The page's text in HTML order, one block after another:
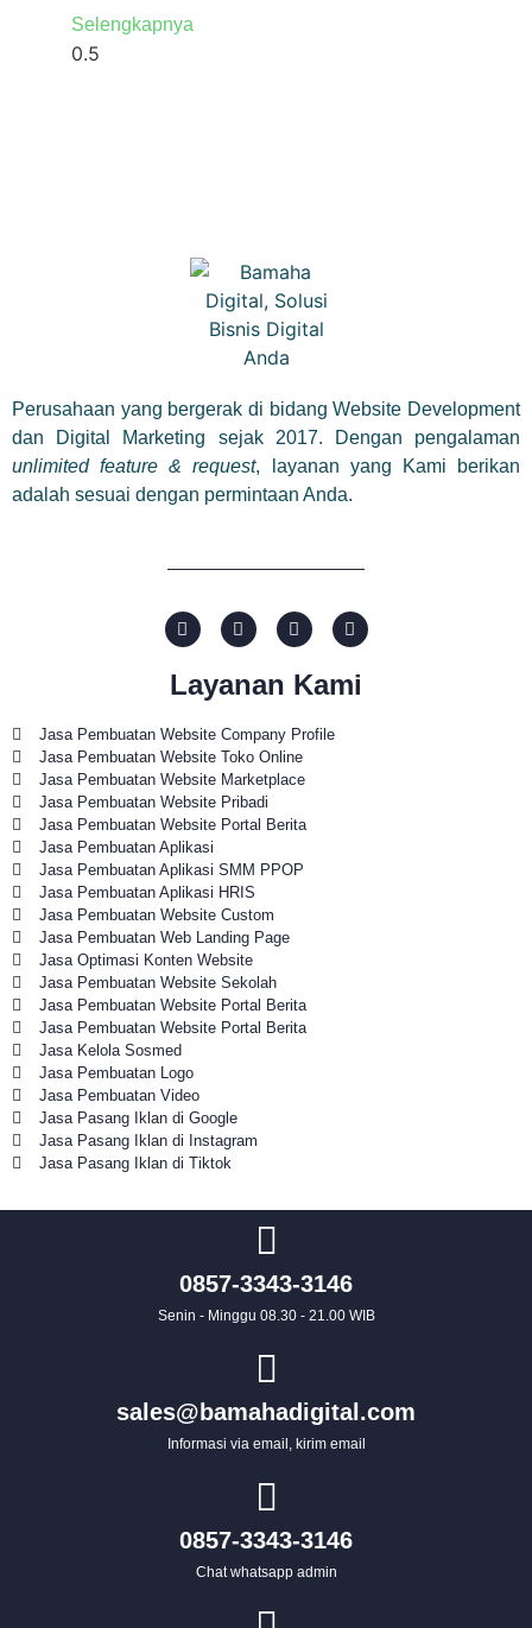
Selengkapnya
Perusahaan yang bergerak di bidang Website Development
dan Digital Marketing sejak 2017. Dengan pengalaman
unlimited feature & request, layanan yang Kami berikan
adalah sesuai dengan permintaan Anda.
Layanan Kami
Jasa Pembuatan Website Company Profile
Jasa Pembuatan Website Toko Online
Jasa Pembuatan Website Marketplace
Jasa Pembuatan Website Pribadi
Jasa Pembuatan Website Portal Berita
Jasa Pembuatan Aplikasi
Jasa Pembuatan Aplikasi SMM PPOP
Jasa Pembuatan Aplikasi HRIS
Jasa Pembuatan Website Custom
Jasa Pembuatan Web Landing Page
Jasa Optimasi Konten Website
Jasa Pembuatan Website Sekolah
Jasa Pembuatan Website Portal Berita
Jasa Pembuatan Website Portal Berita
Jasa Kelola Sosmed
Jasa Pembuatan Logo
Jasa Pembuatan Video
Jasa Pasang Iklan di Google
Jasa Pasang Iklan di Instagram
Jasa Pasang Iklan di Tiktok
0857-3343-3146
Senin - Minggu 08.30 - 21.00 WIB
sales@bamahadigital.com
Informasi via email, kirim email
0857-3343-3146
Chat whatsapp admin